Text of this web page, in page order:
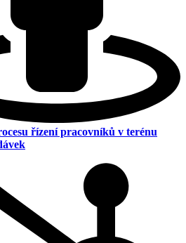
řízení pracovníků v terénu